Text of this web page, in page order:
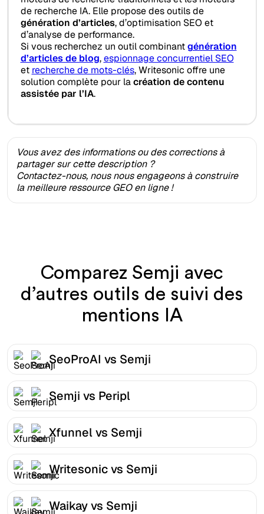
de recherche IA. Elle propose des outils de
génération d’articles, d’optimisation SEO et
d’analyse de performance.
Si vous recherchez un outil combinantgénération
d’articles de blog,espionnage concurrentiel SEO
et recherche de mots-clés, Writesonic offre une
solution complète pour lacréation de contenu
assistée par l’IA.
Vous avez des informations ou des corrections à
partager sur cette description ?
Contactez-nous, nous nous engageons à construire
la meilleure ressource GEO en ligne !
Comparez Semji avec
d’autres outils de suivi des
mentions IA
SeoProAI vs Semji
Semji vs Peripl
Xfunnel vs Semji
Writesonic vs Semji
Waikay vs Semji